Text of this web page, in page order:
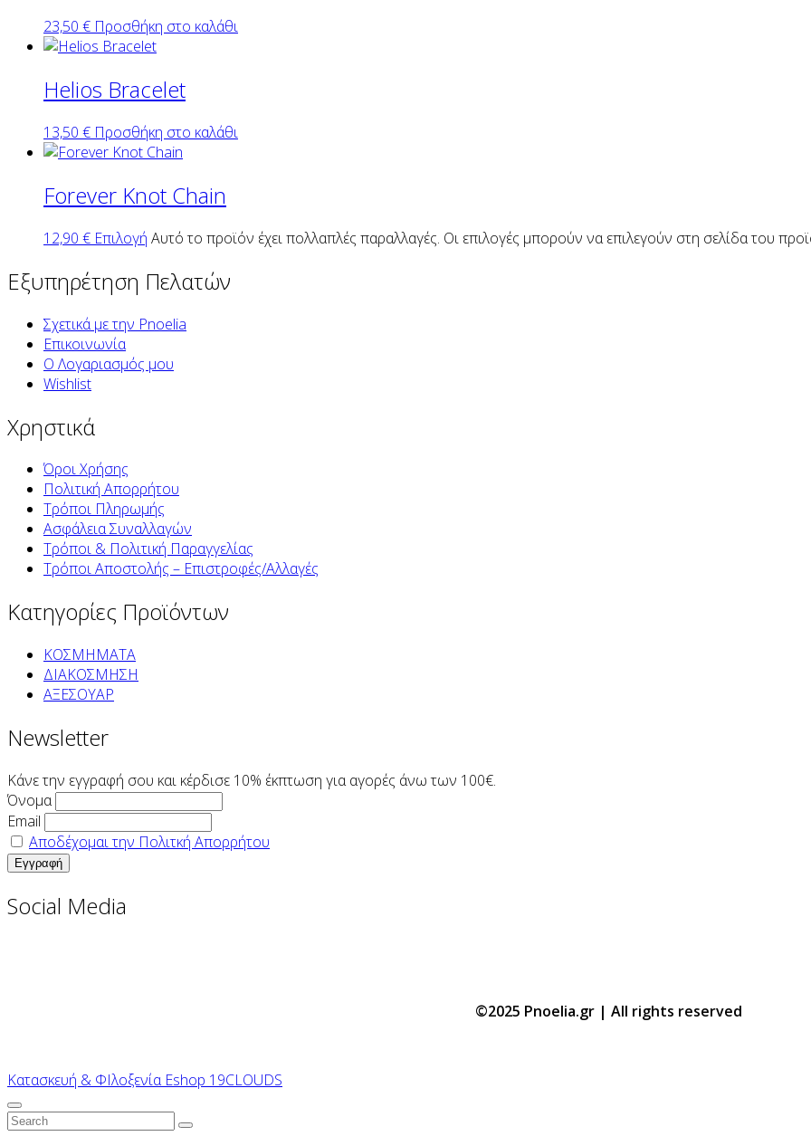
23,50 € Προσθήκη στο καλάθι
Helios Bracelet
13,50 € Προσθήκη στο καλάθι
Forever Knot Chain
12,90 € Επιλογή Αυτό το προϊόν έχει πολλαπλές παραλλαγές. Οι επιλογές μπορούν να επιλεγούν στη σελίδα του
Εξυπηρέτηση Πελατών
Σχετικά με την Pnoelia
Επικοινωνία
Ο Λογαριασμός μου
Wishlist
Χρηστικά
Όροι Χρήσης
Πολιτική Απορρήτου
Τρόποι Πληρωμής
Ασφάλεια Συναλλαγών
Τρόποι & Πολιτική Παραγγελίας
Τρόποι Αποστολής – Επιστροφές/Αλλαγές
Κατηγορίες Προϊόντων
ΚΟΣΜΗΜΑΤΑ
ΔΙΑΚΟΣΜΗΣΗ
ΑΞΕΣΟΥΑΡ
Newsletter
Κάνε την εγγραφή σου και κέρδισε 10% έκπτωση για αγορές άνω των 100€.
Όνομα
Email
Αποδέχομαι την Πολιτκή Απορρήτου
Social Media
©2025 Pnoelia.gr | All rights reserved
Κατασκευή & ΦΙλοξενία Eshop 19CLOUDS